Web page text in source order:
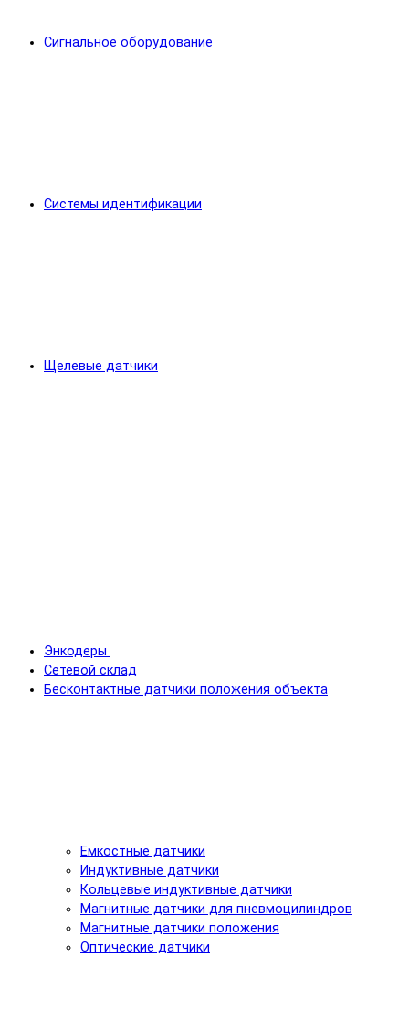
Сигнальное оборудование
Системы идентификации
Щелевые датчики
Энкодеры
Сетевой склад
Бесконтактные датчики положения объекта
Емкостные датчики
Индуктивные датчики
Кольцевые индуктивные датчики
Магнитные датчики для пневмоцилиндров
Магнитные датчики положения
Оптические датчики